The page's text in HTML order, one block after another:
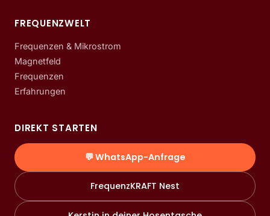
FREQUENZWELT
Frequenzen & Mikrostrom
Magnetfeld
Frequenzen
Erfahrungen
DIREKT STARTEN
💬 WhatsApp-Anfrage
FrequenzKRAFT Nest